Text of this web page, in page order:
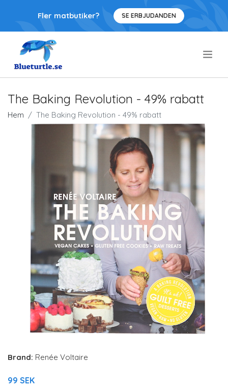
Fler matbutiker? SE ERBJUDANDEN
The Baking Revolution - 49% rabatt
Hem The Baking Revolution - 49% rabatt
Brand: Renée Voltaire
99 SEK